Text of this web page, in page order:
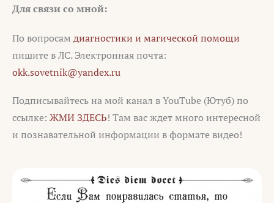
Для связи со мной:
По вопросам диагностики и магической помощи
пишите в ЛС. Электронная почта:
okk.sovetnik@yandex.ru
Подписывайтесь на мой канал в YouTube (Ютуб) по
ссылке: ЖМИ ЗДЕСЬ! Там вас ждет много интересной
и познавательной информации в формате видео!